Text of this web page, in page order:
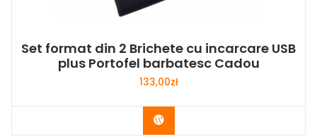
Set format din 2 Brichete cu incarcare USB
plus Portofel barbatesc Cadou
133,00zł
Buy Now